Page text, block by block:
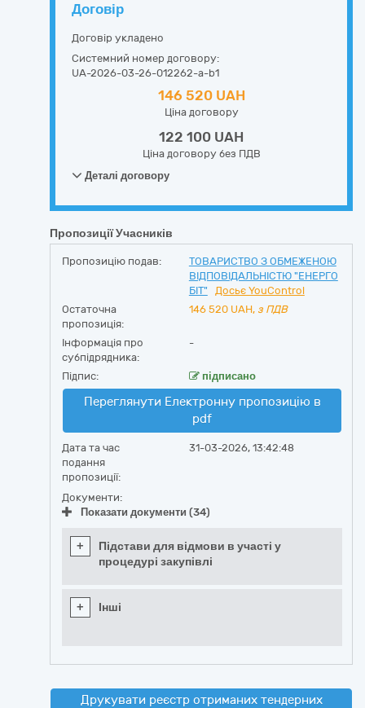
Договір
Договір укладено
Системний номер договору:
UA-2026-03-26-012262-a-b1
146 520 UAH
Ціна договору
122 100 UAH
Ціна договору без ПДВ
Деталі договору
Пропозиції Учасників
Пропозицію подав:
ТОВАРИСТВО З ОБМЕЖЕНОЮ
ВІДПОВІДАЛЬНІСТЮ "ЕНЕРГО
БIТ"
Досьє YouControl
Остаточна
пропозиція:
146 520 UAH, з ПДВ
Інформація про
субпідрядника:
-
Підпис: підписано
Переглянути Електронну пропозицію в
pdf
Дата та час
подання
пропозиції:
31-03-2026, 13:42:48
Документи:
Показати документи (34)
+
Підстави для відмови в участі у
процедурі закупівлі
+ Інші
Друкувати реєстр отриманих тендерних